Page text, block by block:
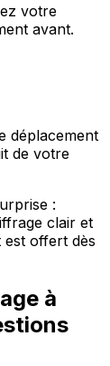
votre
avant.
déplacement
de votre
:
clair et
est offert dès
à